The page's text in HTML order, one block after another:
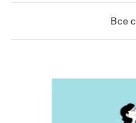
Все